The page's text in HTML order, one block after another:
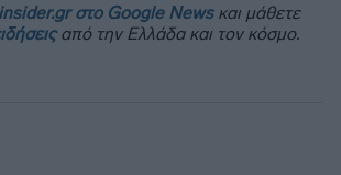
insider.gr στο Google Newsκαι μάθετε
από την Ελλάδα και τον κόσμο.